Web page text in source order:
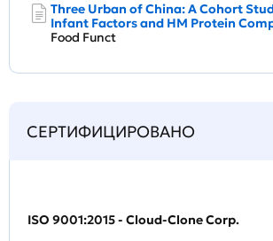
Three Urban of China: A Cohort
Infant Factors and HM Protein
Food Funct
СЕРТИФИЦИРОВАНО
ISO 9001:2015 - Cloud-Clone Corp.